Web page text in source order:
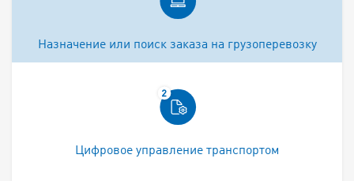
Назначение или поиск заказа на грузоперевозку
Цифровое управление транспортом